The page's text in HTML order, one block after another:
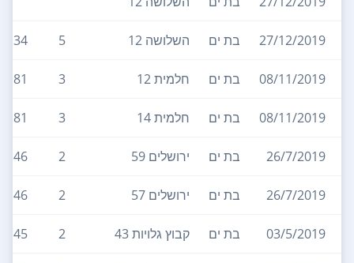
27/12/2019 בת ים השלושה 12 5
134
08/11/2019 בת ים חלמית 12 3
81
08/11/2019 בת ים חלמית 14 3
81
26/7/2019 בת ים ירושלים 59 2
46
26/7/2019 בת ים ירושלים 57 2
46
03/5/2019 בת ים קבוץ גלויות 43 2
45